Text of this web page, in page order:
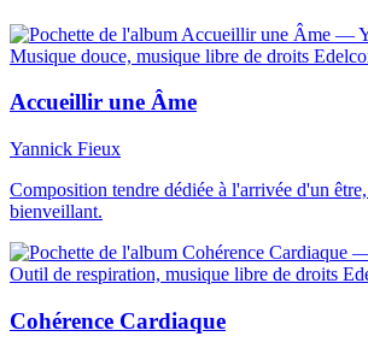
Accueillir une Âme
Yannick Fieux
Composition tendre dédiée à l'arrivée d'un
bienveillant.
Cohérence Cardiaque